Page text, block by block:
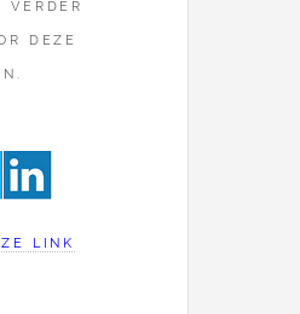
VERDER
DEZE
LINK